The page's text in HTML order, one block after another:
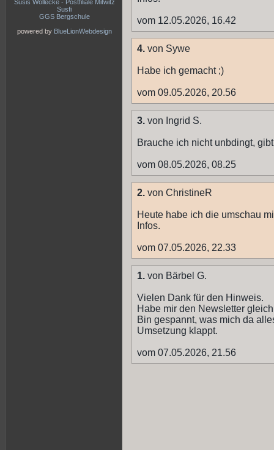
Susis Wollecke - Postfiliale Mitwitz
Susfi
GGS Bergschule
powered by BlueLionWebdesign
vom 12.05.2026, 16.42
4. von Sywe
Habe ich gemacht ;)
vom 09.05.2026, 20.56
3. von Ingrid S.
Brauche ich nicht unbdingt,
vom 08.05.2026, 08.25
2. von ChristineR
Heute habe ich die umschau
Infos.
vom 07.05.2026, 22.33
1. von Bärbel G.
Vielen Dank für den Hinweis.
Habe mir den Newsletter
Bin gespannt, was mich da
Umsetzung klappt.
vom 07.05.2026, 21.56